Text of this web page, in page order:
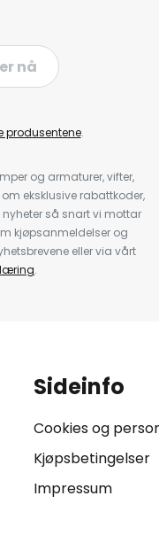
nå
produsentene.
og armaturer, vifter,
eksklusive rabattkoder,
så snart vi mottar
kjøpsanmeldelser og
eller via vårt
.
Sideinfo
Cookies og
Kjøpsbetingelser
Impressum